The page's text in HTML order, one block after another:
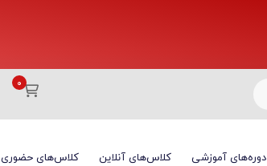
دوره‌های آموزشی کلاس‌های آنلاین کلاس‌های حضوری